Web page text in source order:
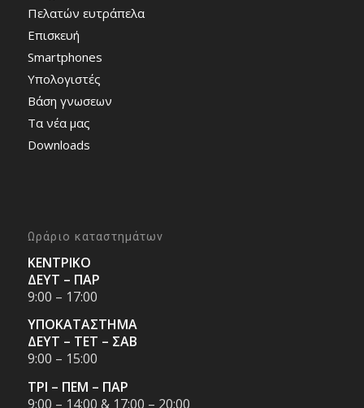
Πελατών ευτράπελα
Επισκευή
Smartphones
Υπολογιστές
Bάση γνωσεων
Τα νέα μας
Downloads
Ωράριο καταστημάτων
ΚΕΝΤΡΙΚΟ
ΔΕΥΤ – ΠΑΡ
9:00 – 17:00
ΥΠΟΚΑΤΑΣΤΗΜΑ
ΔΕΥΤ – ΤΕΤ – ΣΑΒ
9:00 – 15:00
ΤΡΙ – ΠΕΜ – ΠΑΡ
9:00 – 14:00 & 17:00 – 20:00